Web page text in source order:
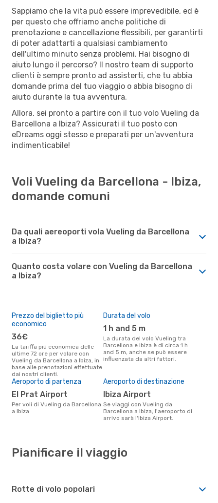
Sappiamo che la vita può essere imprevedibile, ed è
per questo che offriamo anche politiche di
prenotazione e cancellazione flessibili, per garantirti
di poter adattarti a qualsiasi cambiamento
dell'ultimo minuto senza problemi. Hai bisogno di
aiuto lungo il percorso? Il nostro team di supporto
clienti è sempre pronto ad assisterti, che tu abbia
domande prima del tuo viaggio o abbia bisogno di
aiuto durante la tua avventura.
Allora, sei pronto a partire con il tuo volo Vueling da
Barcellona a Ibiza? Assicurati il tuo posto con
eDreams oggi stesso e preparati per un'avventura
indimenticabile!
Voli Vueling da Barcellona - Ibiza,
domande comuni
Da quali aereoporti vola Vueling da Barcellona
a Ibiza?
Quanto costa volare con Vueling da Barcellona
a Ibiza?
Prezzo del biglietto più
economico
36€
La tariffa più economica delle
ultime 72 ore per volare con
Vueling da Barcellona a Ibiza, in
base alle prenotazioni effettuate
dai nostri clienti.
Durata del volo
1 h and 5 m
La durata del volo Vueling tra
Barcellona e Ibiza è di circa 1 h
and 5 m, anche se può essere
influenzata da altri fattori.
Aeroporto di partenza
El Prat Airport
Per voli di Vueling da Barcellona
a Ibiza
Aeroporto di destinazione
Ibiza Airport
Se viaggi con Vueling da
Barcellona a Ibiza, l'aeroporto di
arrivo sarà l'Ibiza Airport.
Pianificare il viaggio
Rotte di volo popolari